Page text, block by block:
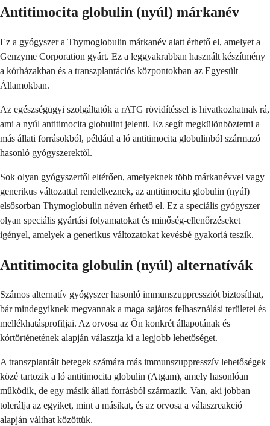
Antitimocita globulin (nyúl) márkanév
Ez a gyógyszer a Thymoglobulin márkanév alatt érhető el, amelyet a
Genzyme Corporation gyárt. Ez a leggyakrabban használt készítmény
a kórházakban és a transzplantációs központokban az Egyesült
Államokban.
Az egészségügyi szolgáltatók a rATG rövidítéssel is hivatkozhatnak rá,
ami a nyúl antitimocita globulint jelenti. Ez segít megkülönböztetni a
más állati forrásokból, például a ló antitimocita globulinból származó
hasonló gyógyszerektől.
Sok olyan gyógyszertől eltérően, amelyeknek több márkanévvel vagy
generikus változattal rendelkeznek, az antitimocita globulin (nyúl)
elsősorban Thymoglobulin néven érhető el. Ez a speciális gyógyszer
olyan speciális gyártási folyamatokat és minőség-ellenőrzéseket
igényel, amelyek a generikus változatokat kevésbé gyakoriá teszik.
Antitimocita globulin (nyúl) alternatívák
Számos alternatív gyógyszer hasonló immunszuppressziót biztosíthat,
bár mindegyiknek megvannak a maga sajátos felhasználási területei és
mellékhatásprofiljai. Az orvosa az Ön konkrét állapotának és
kórtörténetének alapján választja ki a legjobb lehetőséget.
A transzplantált betegek számára más immunszuppresszív lehetőségek
közé tartozik a ló antitimocita globulin (Atgam), amely hasonlóan
működik, de egy másik állati forrásból származik. Van, aki jobban
tolerálja az egyiket, mint a másikat, és az orvosa a válaszreakció
alapján válthat közöttük.